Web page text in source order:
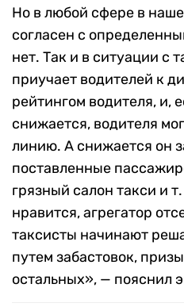
Но в любой сфере в
согласен с
нет. Так и в ситуации с
приучает водителей к
рейтингом водителя, и,
снижается, водителя
линию. А снижается он
поставленные
грязный салон такси и
нравится, агрегатор
таксисты начинают
путем забастовок,
остальных», — пояснил